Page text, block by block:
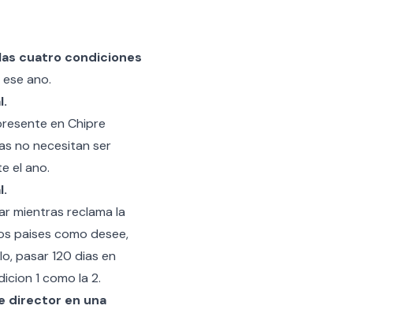
las cuatro condiciones
ano.
en Chipre
no necesitan ser
el ano.
mientras reclama la
paises como desee,
pasar 120 dias en
1 como la 2.
director en una